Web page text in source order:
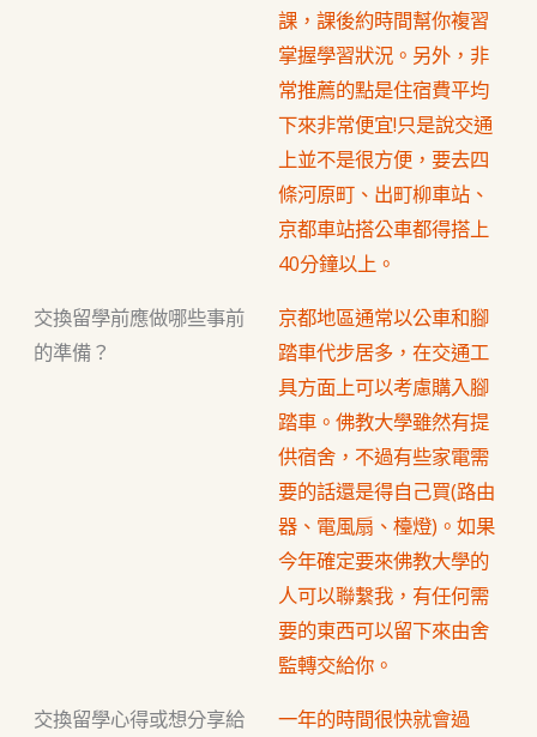
課，課後約時間幫你複習
掌握學習狀況。另外，非
常推薦的點是住宿費平均
下來非常便宜!只是說交通
上並不是很方便，要去四
條河原町、出町柳車站、
京都車站搭公車都得搭上
40分鐘以上。
交換留學前應做哪些事前
的準備？
京都地區通常以公車和腳
踏車代步居多，在交通工
具方面上可以考慮購入腳
踏車。佛教大學雖然有提
供宿舍，不過有些家電需
要的話還是得自己買(路由
器、電風扇、檯燈)。如果
今年確定要來佛教大學的
人可以聯繫我，有任何需
要的東西可以留下來由舍
監轉交給你。
交換留學心得或想分享給
一年的時間很快就會過